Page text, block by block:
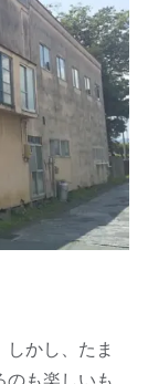
かし、たま
のも楽しいも